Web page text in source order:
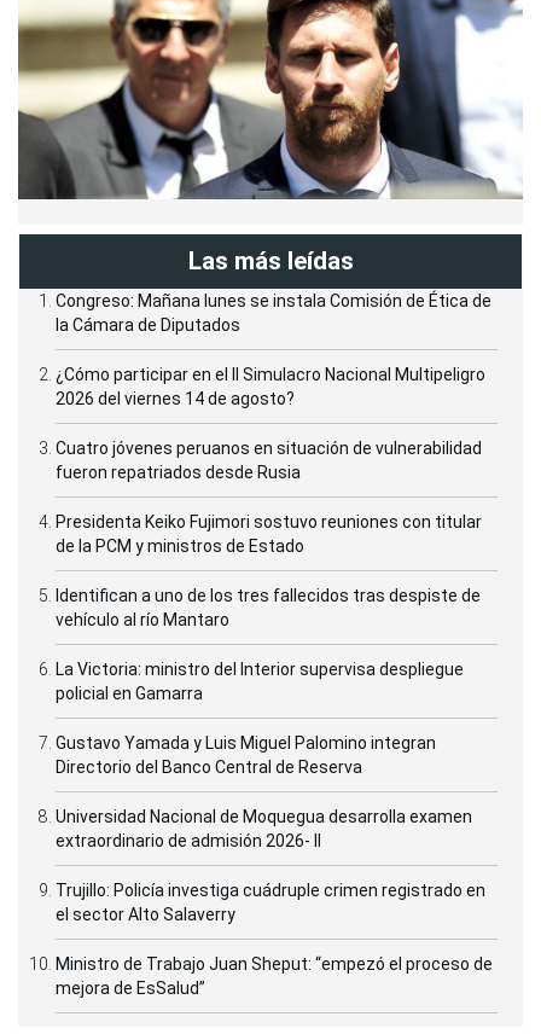
Las más leídas
Congreso: Mañana lunes se instala Comisión de Ética de
la Cámara de Diputados
¿Cómo participar en el II Simulacro Nacional Multipeligro
2026 del viernes 14 de agosto?
Cuatro jóvenes peruanos en situación de vulnerabilidad
fueron repatriados desde Rusia
Presidenta Keiko Fujimori sostuvo reuniones con titular
de la PCM y ministros de Estado
Identifican a uno de los tres fallecidos tras despiste de
vehículo al río Mantaro
La Victoria: ministro del Interior supervisa despliegue
policial en Gamarra
Gustavo Yamada y Luis Miguel Palomino integran
Directorio del Banco Central de Reserva
Universidad Nacional de Moquegua desarrolla examen
extraordinario de admisión 2026- II
Trujillo: Policía investiga cuádruple crimen registrado en
el sector Alto Salaverry
Ministro de Trabajo Juan Sheput: “empezó el proceso de
mejora de EsSalud”